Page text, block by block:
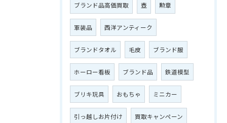
ブランド品高価買取 壺 勲章
軍装品 西洋アンティーク
ブランドタオル 毛皮 ブランド服
ホーロー看板 ブランド品 鉄道模型
ブリキ玩具 おもちゃ ミニカー
引っ越しお片付け 買取キャンペーン